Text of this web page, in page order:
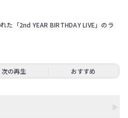
た「2nd YEAR BIRTHDAY LIVE」のラ
次の再生 おすすめ